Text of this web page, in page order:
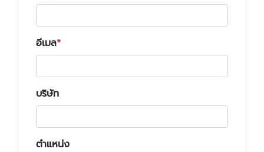
อีเมล
บริษัท
ตำแหน่ง